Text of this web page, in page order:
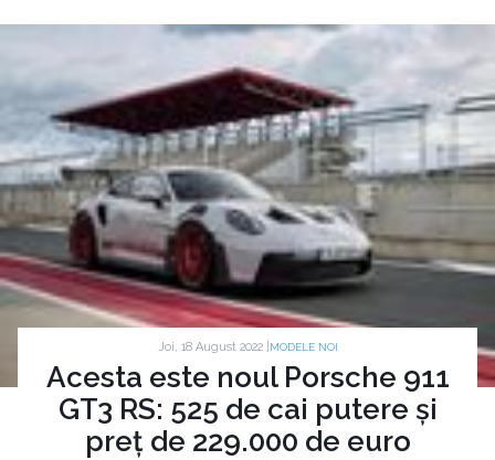
Joi, 18 August 2022 | MODELE NOI
Acesta este noul Porsche 911
GT3 RS: 525 de cai putere și
preț de 229.000 de euro